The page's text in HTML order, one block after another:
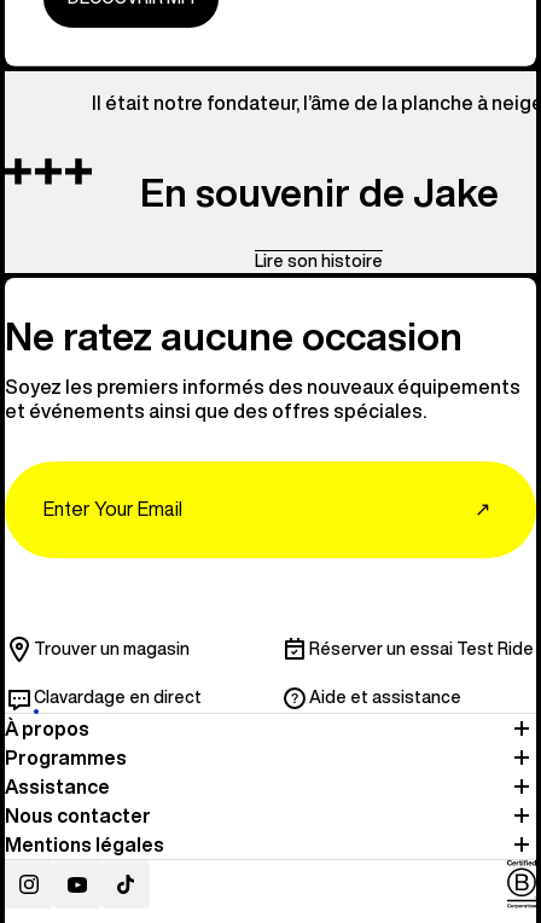
Il était notre fondateur, l’âme de la planche à
En souvenir de Jake
Lire son histoire
Ne ratez aucune occasion
Soyez les premiers informés des nouveaux équipements
et événements ainsi que des offres spéciales.
↗
Trouver un magasin Réserver un essai Test Ride
Clavardage en direct Aide et assistance
À propos
Programmes
Assistance
Nous contacter
Mentions légales
InstagramYouTubeTikTok